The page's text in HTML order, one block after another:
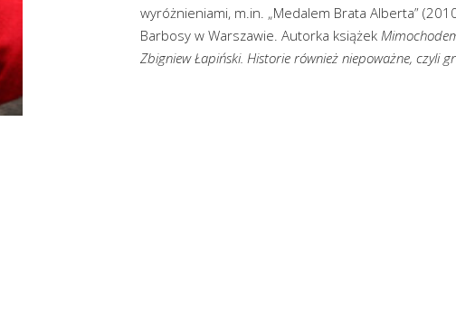
wyróżnieniami, m.in. „Medalem Brata Alberta”
Barbosy w Warszawie. Autorka książek
Zbigniew Łapiński. Historie również niepoważne, czyli